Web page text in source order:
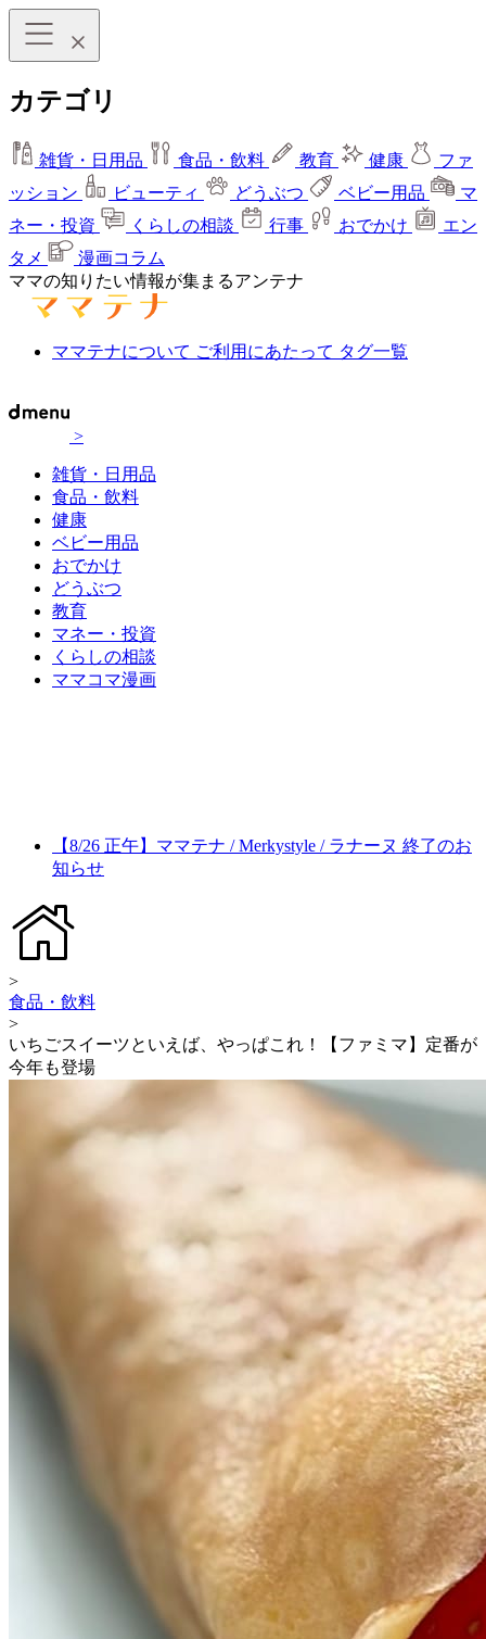
カテゴリ
雑貨・日用品 食品・飲料 教育 健康
ファ
ッション
ビューティ どうぶつ ベビー用品
マ
ネー・投資
くらしの相談 行事 おでかけ
エン
タメ
漫画コラム
ママの知りたい情報が集まるアンテナ
ママテナについて ご利用にあたって タグ一覧
>
雑貨・日用品
食品・飲料
健康
ベビー用品
おでかけ
どうぶつ
教育
マネー・投資
くらしの相談
ママコマ漫画
【8/26 正午】ママテナ / Merkystyle / ラナーヌ 終了のお
知らせ
>
食品・飲料
>
いちごスイーツといえば、やっぱこれ！【ファミマ】定番が
今年も登場